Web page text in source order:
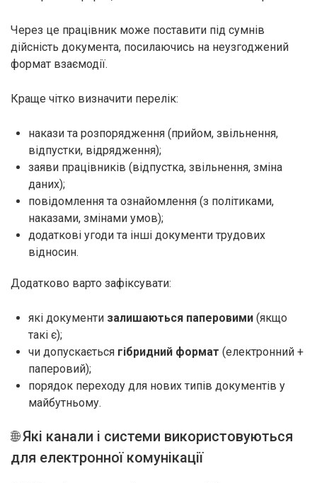
Через це працівник може поставити під сумнів
дійсність документа, посилаючись на неузгоджений
формат взаємодії.
Краще чітко визначити перелік:
накази та розпорядження (прийом, звільнення,
відпустки, відрядження);
заяви працівників (відпустка, звільнення, зміна
даних);
повідомлення та ознайомлення (з політиками,
наказами, змінами умов);
додаткові угоди та інші документи трудових
відносин.
Додатково варто зафіксувати:
які документи залишаються паперовими (якщо
такі є);
чи допускається гібридний формат (електронний +
паперовий);
порядок переходу для нових типів документів у
майбутньому.
🌐 Які канали і системи використовуються
для електронної комунікації